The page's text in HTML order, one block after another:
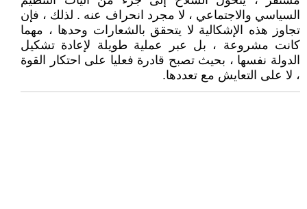
السياسي والاجتماعي ، لا مجرد انحراف عنه . لذلك ، فإن
تجاوز هذه الإشكالية لا يتحقق بالشعارات وحدها ، مهما
كانت مشروعة ، بل عبر عملية طويلة لإعادة تشكيل
الدولة نفسها ، بحيث تصبح قادرة فعليا على احتكار القوة
، لا على التعايش مع تعددها.